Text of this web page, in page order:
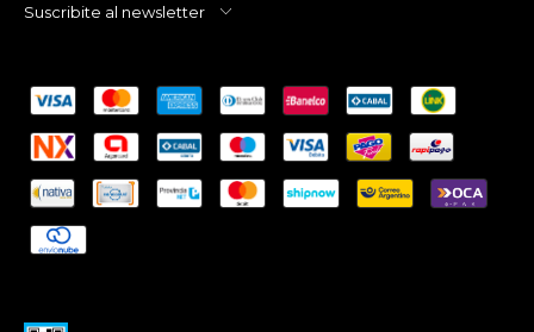
Suscribite al newsletter